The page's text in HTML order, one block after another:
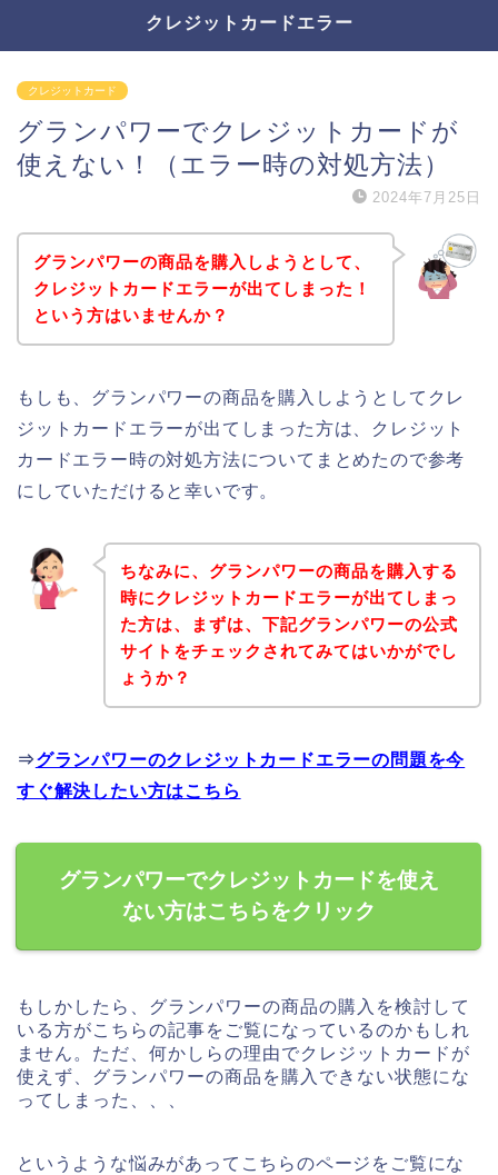
クレジットカードエラー
クレジットカード
グランパワーでクレジットカードが
使えない！（エラー時の対処方法）
2024年7月25日
グランパワーの商品を購入しようとして、
クレジットカードエラーが出てしまった！
という方はいませんか？
もしも、グランパワーの商品を購入しようとしてクレ
ジットカードエラーが出てしまった方は、クレジット
カードエラー時の対処方法についてまとめたので参考
にしていただけると幸いです。
ちなみに、グランパワーの商品を購入する
時にクレジットカードエラーが出てしまっ
た方は、まずは、下記グランパワーの公式
サイトをチェックされてみてはいかがでし
ょうか？
⇒グランパワーのクレジットカードエラーの問題を今
すぐ解決したい方はこちら
グランパワーでクレジットカードを使え
ない方はこちらをクリック
もしかしたら、グランパワーの商品の購入を検討して
いる方がこちらの記事をご覧になっているのかもしれ
ません。ただ、何かしらの理由でクレジットカードが
使えず、グランパワーの商品を購入できない状態にな
ってしまった、、、
というような悩みがあってこちらのページをご覧にな